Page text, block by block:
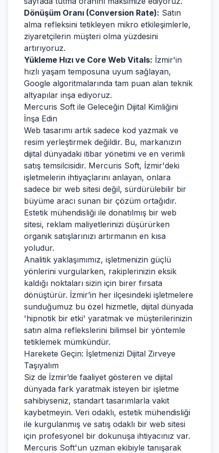
Dönüşüm Oranı (Conversion Rate): Satın
alma refleksini tetikleyen mikro etkileşimlerle,
ziyaretçilerin müşteri olma yüzdesini
artırıyoruz.
Yükleme Hızı ve Core Web Vitals: İzmir'in
hızlı yaşam temposuna uyum sağlayan,
Google algoritmalarında tam puan alan teknik
altyapılar inşa ediyoruz.
Mercuris Soft ile Geleceğin Dijital Kimliğini
İnşa Edin
Web tasarımı artık sadece kod yazmak ve
resim yerleştirmek değildir. Bu, markanızın
dijital dünyadaki itibar yönetimi ve en verimli
satış temsilcisidir. Mercuris Soft, İzmir'deki
işletmelerin ihtiyaçlarını anlayan, onlara
sadece bir web sitesi değil, sürdürülebilir bir
büyüme aracı sunan bir çözüm ortağıdır.
Estetik mühendisliği ile donatılmış bir web
sitesi, reklam maliyetlerinizi düşürürken
organik satışlarınızı artırmanın en kısa
yoludur.
Analitik yaklaşımımız, işletmenizin güçlü
yönlerini vurgularken, rakiplerinizin eksik
kaldığı noktaları sizin için birer fırsata
dönüştürür. İzmir’in her ilçesindeki işletmelere
sunduğumuz bu özel hizmetle, dijital dünyada
'hipnotik bir etki' yaratmak ve müşterilerinizin
satın alma reflekslerini bilimsel bir yöntemle
tetiklemek mümkündür.
Harekete Geçin: İşletmenizi Dijital Zirveye
Taşıyalım
Siz de İzmir’de faaliyet gösteren ve dijital
dünyada fark yaratmak isteyen bir işletme
sahibiyseniz, standart tasarımlarla vakit
kaybetmeyin. Veri odaklı, estetik mühendisliği
ile kurgulanmış ve satış odaklı bir web sitesi
için profesyonel bir dokunuşa ihtiyacınız var.
Mercuris Soft'un uzman ekibiyle tanışarak